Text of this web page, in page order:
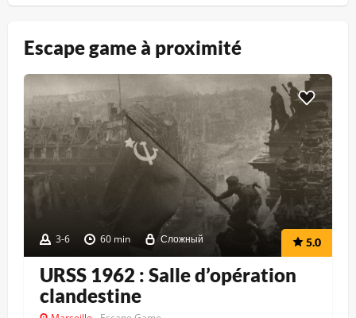
Escape game à proximité
3-6 60 min Сложный 5.0
URSS 1962 : Salle d’opération
clandestine